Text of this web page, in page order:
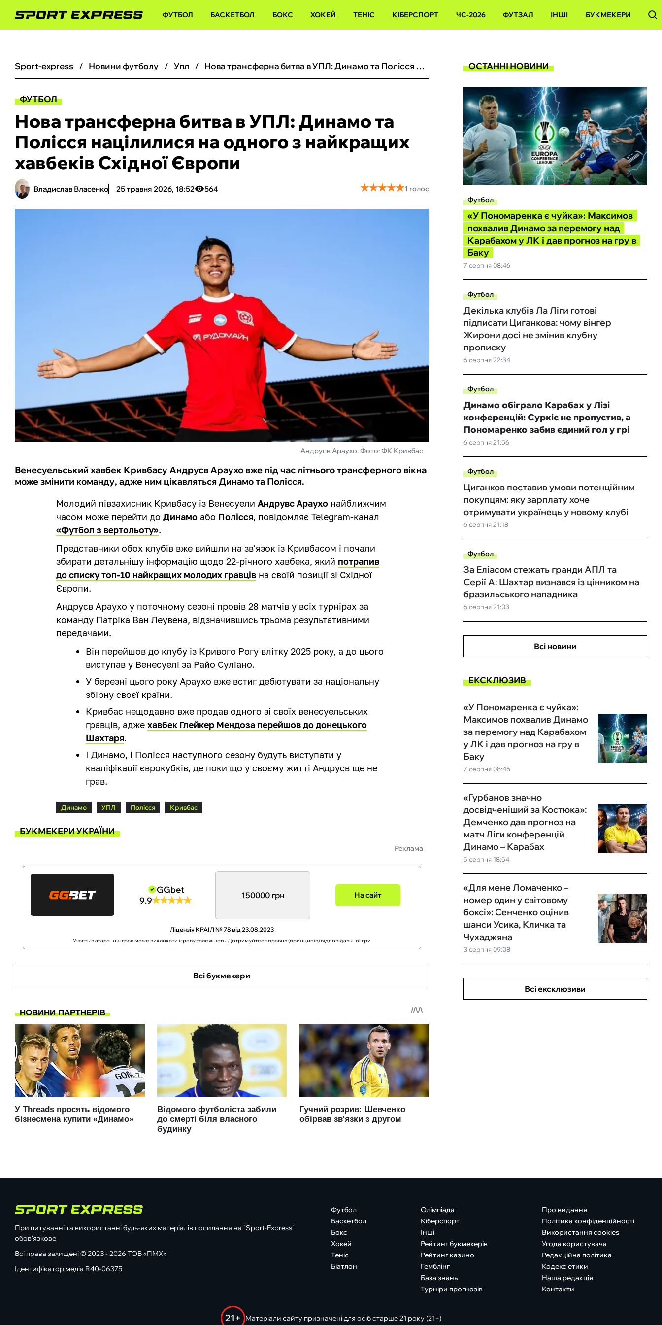
ФУТБОЛ БАСКЕТБОЛ БОКС ХОКЕЙ ТЕНІС КІБЕРСПОРТ ЧС-2026 ФУТЗАЛ ІНШІ БУКМЕКЕРИ
sport-express новини футболу упл Нова трансферна битва в УПЛ: Динамо та Полісся націлилися на одного з найкращих хавбеків Східної Європи
ФУТБОЛ
Нова трансферна битва в УПЛ: Динамо та
Полісся націлилися на одного з найкращих
хавбеків Східної Європи
Владислав Власенко 25 травня 2026, 18:52 564 ★★★★★
★★★★★1 голос
Андрусв Араухо. Фото: ФК Кривбас
Венесуельський хавбек Кривбасу Андрусв Араухо вже під час літнього трансферного вікна
може змінити команду, адже ним цікавляться Динамо та Полісся.
Молодий півзахисник Кривбасу із ВенесуелиАндрувс Араухо найближчим
часом може перейти доДинамо або Полісся, повідомляє Telegram-канал
«Футбол з вертольоту».
Представники обох клубів вже вийшли на зв'язок із Кривбасом і почали
збирати детальнішу інформацію щодо 22-річного хавбека, який потрапив
до списку топ-10 найкращих молодих гравців на своїй позиції зі Східної
Європи.
Андрусв Араухо у поточному сезоні провів 28 матчів у всіх турнірах за
команду Патріка Ван Леувена, відзначившись трьома результативними
передачами.
Він перейшов до клубу із Кривого Рогу влітку 2025 року, а до цього
виступав у Венесуелі за Райо Суліано.
У березні цього року Араухо вже встиг дебютувати за національну
збірну своєї країни.
Кривбас нещодавно вже продав одного зі своїх венесуельських
гравців, аджехавбек Глейкер Мендоза перейшов до донецького
Шахтаря.
І Динамо, і Полісся наступного сезону будуть виступати у
кваліфікації єврокубків, де поки що у своєму житті Андрусв ще не
грав.
Динамо УПЛ Полісся Кривбас
БУКМЕКЕРИ УКРАЇНИ
Реклама
GGbet
9.9
150000 грн На сайт
Ліцензія КРАІЛ № 78 від 23.08.2023
Участь в азартних іграх може викликати ігрову залежність. Дотримуйтеся правил (принципів) відповідальної гри
Всі букмекери
ОСТАННІ НОВИНИ
Футбол
7 серпня 08:46
«У Пономаренка є чуйка»: Максимов
похвалив Динамо за перемогу над
Карабахом у ЛК і дав прогноз на гру в
Баку
Футбол
6 серпня 22:34
Декілька клубів Ла Ліги готові
підписати Циганкова: чому вінгер
Жирони досі не змінив клубну
прописку
Футбол
6 серпня 21:56
Динамо обіграло Карабах у Лізі
конференцій: Суркіс не пропустив, а
Пономаренко забив єдиний гол у грі
Футбол
6 серпня 21:18
Циганков поставив умови потенційним
покупцям: яку зарплату хоче
отримувати українець у новому клубі
Футбол
6 серпня 21:03
За Еліасом стежать гранди АПЛ та
Серії А: Шахтар визнався із цінником на
бразильського нападника
Всі новини
ЕКСКЛЮЗИВ
7 серпня 08:46
«У Пономаренка є чуйка»:
Максимов похвалив Динамо
за перемогу над Карабахом
у ЛК і дав прогноз на гру в
Баку
5 серпня 18:54
«Гурбанов значно
досвідченіший за Костюка»:
Демченко дав прогноз на
матч Ліги конференцій
Динамо – Карабах
3 серпня 09:08
«Для мене Ломаченко –
номер один у світовому
боксі»: Сенченко оцінив
шанси Усика, Кличка та
Чухаджяна
Всі ексклюзиви
При цитуванні та використанні будь-яких матеріалів посилання на "Sport-Express"
обов'язкове
Всі права захищені © 2023 - 2026 ТОВ «ПМХ»
Ідентифікатор медіа R40-06375
Футбол
Баскетбол
Бокс
Хокей
Теніс
Біатлон
Олімпіада
Кіберспорт
Інші
Рейтинг букмекерів
Рейтинг казино
Гемблінг
База знань
Турніри прогнозів
Про видання
Політика конфіденційності
Використання cookies
Угода користувача
Редакційна політика
Кодекс етики
Наша редакція
Контакти
21+ Матеріали сайту призначені для осіб старше 21 року (21+)